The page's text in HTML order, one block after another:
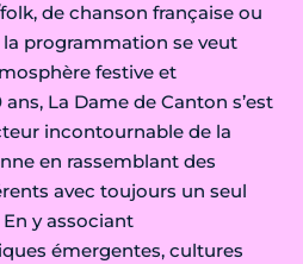
de chanson française ou
programmation se veut
festive et
La Dame de Canton s’est
incontournable de la
en rassemblant des
avec toujours un seul
y associant
émergentes, cultures